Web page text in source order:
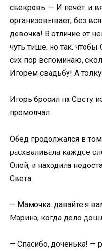
свекровь. — И печёт, и
организовывает, без
девочка! В отличие от
чуть тише, но так,
сих пор вспоминаю,
Игорем свадьбу! А
Игорь бросил на Свету
промолчал.
Обед продолжался в
расхваливала каждое
Олей, и находила
Света.
— Мамочка, давайте я
Марина, когда дело
— Спасибо, доченька! —